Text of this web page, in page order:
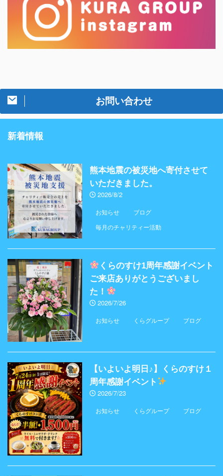
お問い合わせ
新着情報
熊本地震の被災地へ寄付させて
いただきました。
2026/8/2
お知らせ
ブログ
毎月のチャリティー活動
くらのすけ1周年感謝イベント
ご来店ありがとうございまし
た！
2026/7/26
お知らせ くらグループ ブログ
【いよいよ明日♪】くらのすけ１
周年感謝イベント
2026/7/23
お知らせ くらグループ ブログ